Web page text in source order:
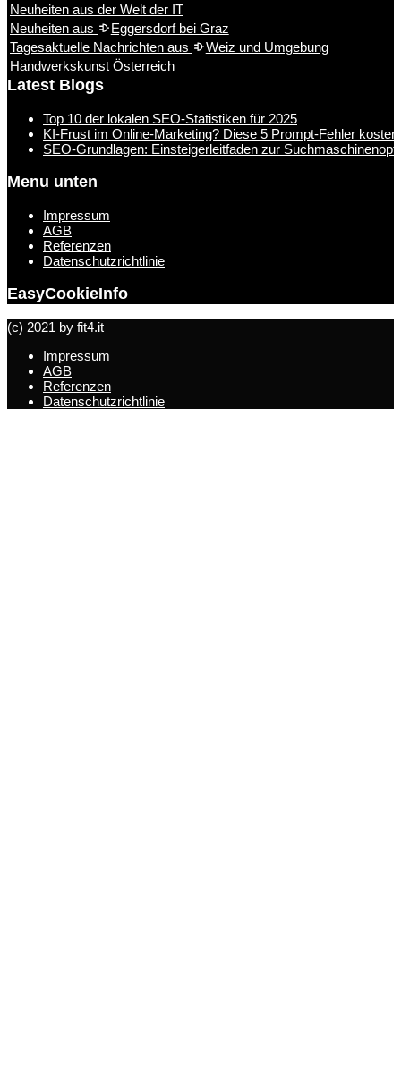
Neuheiten aus der Welt der IT
Neuheiten aus
Eggersdorfbei Graz
Tagesaktuelle Nachrichten aus
Weiz und Umgebung
Handwerkskunst Österreich
Latest Blogs
Top 10 der lokalen SEO-Statistiken für 2025
KI-Frust im Online-Marketing? Diese 5 Prompt-Fehler
SEO-Grundlagen: Einsteigerleitfaden zur
Menu unten
Impressum
AGB
Referenzen
Datenschutzrichtlinie
EasyCookieInfo
(c) 2021 by fit4.it
Impressum
AGB
Referenzen
Datenschutzrichtlinie